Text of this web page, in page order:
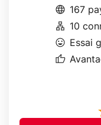
language 167
lan 10
mood Essai
thumb_up